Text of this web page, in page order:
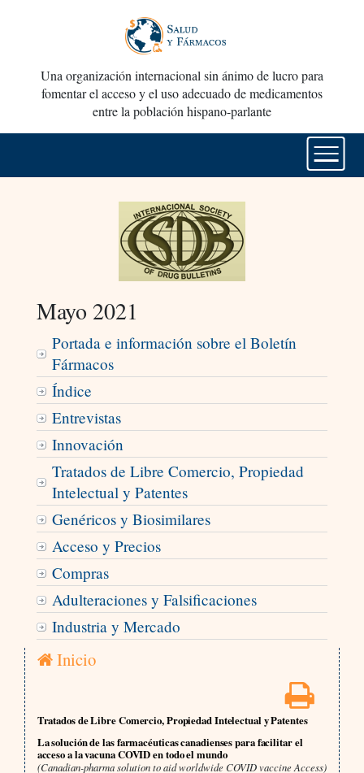
Una organización internacional sin ánimo de lucro para
fomentar el acceso y el uso adecuado de medicamentos
entre la población hispano-parlante
Mayo 2021
Portada e información sobre el Boletín
Fármacos
Índice
Entrevistas
Innovación
Tratados de Libre Comercio, Propiedad
Intelectual y Patentes
Genéricos y Biosimilares
Acceso y Precios
Compras
Adulteraciones y Falsificaciones
Industria y Mercado
Inicio
Tratados de Libre Comercio, Propiedad Intelectual y Patentes
La solución de las farmacéuticas canadienses para facilitar el
acceso a la vacuna COVID en todo el mundo
(Canadian-pharma solution to aid worldwide COVID vaccine Access)